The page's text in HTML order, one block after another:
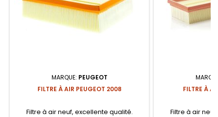
MARQUE: PEUGEOT
FILTRE À AIR PEUGEOT 2008
Filtre à air neuf, excellente qualité.
FILTRE À
Filtre à air